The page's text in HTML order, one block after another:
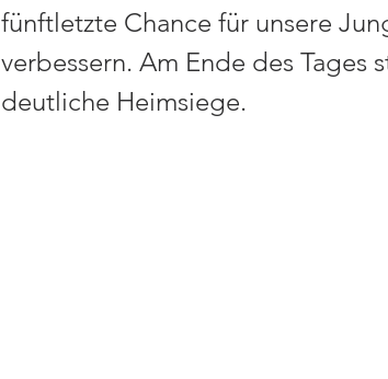
fünftletzte Chance für unsere
verbessern. Am Ende des Tages
deutliche Heimsiege.